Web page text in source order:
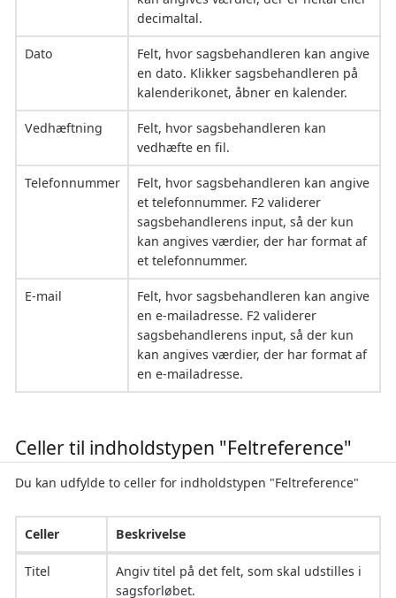
decimaltal.
Dato
Felt, hvor sagsbehandleren kan angive
en dato. Klikker sagsbehandleren på
kalenderikonet, åbner en kalender.
Vedhæftning
Felt, hvor sagsbehandleren kan
vedhæfte en fil.
Telefonnummer
Felt, hvor sagsbehandleren kan angive
et telefonnummer. F2 validerer
sagsbehandlerens input, så der kun
kan angives værdier, der har format af
et telefonnummer.
E-mail
Felt, hvor sagsbehandleren kan angive
en e-mailadresse. F2 validerer
sagsbehandlerens input, så der kun
kan angives værdier, der har format af
en e-mailadresse.
Celler til indholdstypen "Feltreference"
Du kan udfylde to celler for indholdstypen "Feltreference"
Celler Beskrivelse
Titel
Angiv titel på det felt, som skal udstilles i
sagsforløbet.